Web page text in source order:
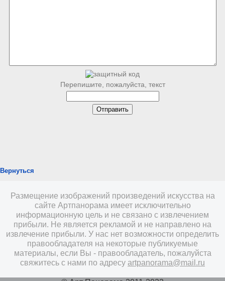
Перепишите, пожалуйста, текст
Вернуться
Размещение изображений произведений искусства на
сайте Артпанорама имеет исключительно
информационную цель и не связано с извлечением
прибыли. Не является рекламой и не направлено на
извлечение прибыли. У нас нет возможности определить
правообладателя на некоторые публикуемые
материалы, если Вы - правообладатель, пожалуйста
свяжитесь с нами по адресу artpanorama@mail.ru